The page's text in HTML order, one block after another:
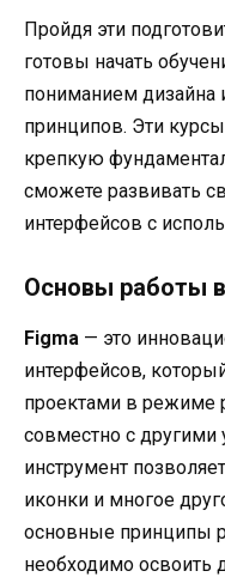
Пройдя эти
готовы начать
пониманием дизайна
принципов. Эти
крепкую
сможете развивать
интерфейсов с
Основы работы
Figma — это
интерфейсов,
проектами в режиме
совместно с другими
инструмент
иконки и многое
основные принципы
необходимо освоить